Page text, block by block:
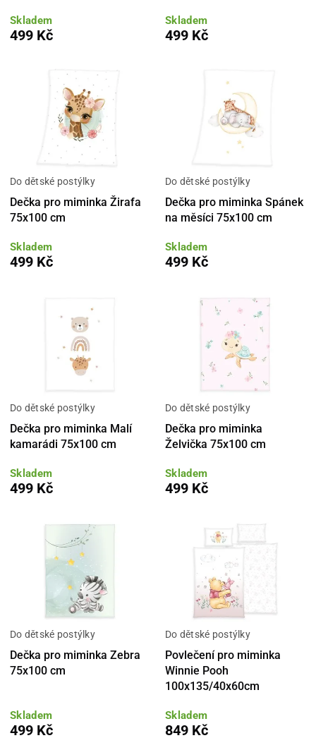
Skladem
499 Kč
Skladem
499 Kč
Do dětské postýlky
Dečka pro miminka Žirafa
75x100 cm
Skladem
499 Kč
Do dětské postýlky
Dečka pro miminka Spánek
na měsíci 75x100 cm
Skladem
499 Kč
Do dětské postýlky
Dečka pro miminka Malí
kamarádi 75x100 cm
Skladem
499 Kč
Do dětské postýlky
Dečka pro miminka
Želvička 75x100 cm
Skladem
499 Kč
Do dětské postýlky
Dečka pro miminka Zebra
75x100 cm
Skladem
499 Kč
Do dětské postýlky
Povlečení pro miminka
Winnie Pooh
100x135/40x60cm
Skladem
849 Kč